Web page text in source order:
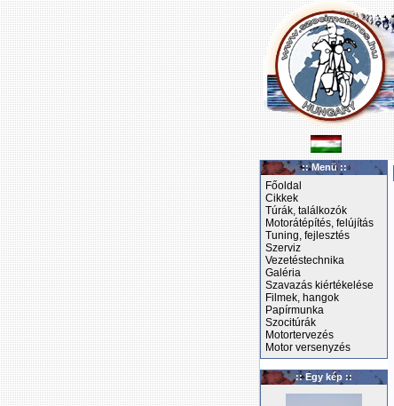
:: Menü ::
Főoldal
Cikkek
Túrák, találkozók
Motorátépítés, felújítás
Tuning, fejlesztés
Szerviz
Vezetéstechnika
Galéria
Szavazás kiértékelése
Filmek, hangok
Papírmunka
Szocitúrák
Motortervezés
Motor versenyzés
:: Egy kép ::